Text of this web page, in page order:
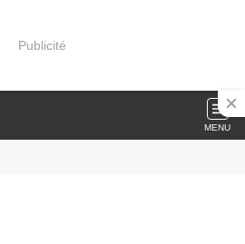
Publicité
MENU